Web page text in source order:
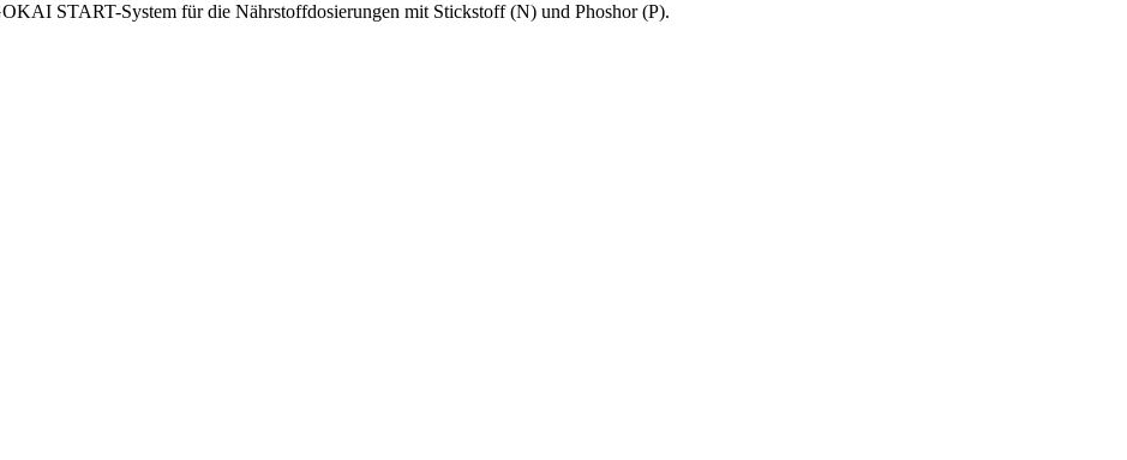
START-System für die Nährstoffdosierungen mit Stickstoff (N) und Phoshor (P).